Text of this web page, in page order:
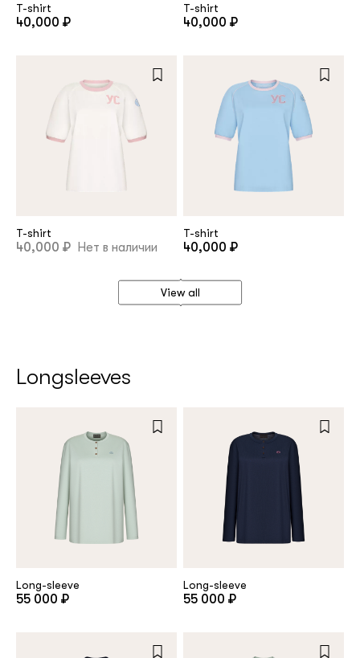
View all
T-shirt
40,000 ₽
T-shirt
40,000 ₽
T-shirt
40,000 ₽ Нет в наличии
T-shirt
40,000 ₽
Longsleeves
Long-sleeve
55 000 ₽
Long-sleeve
55 000 ₽